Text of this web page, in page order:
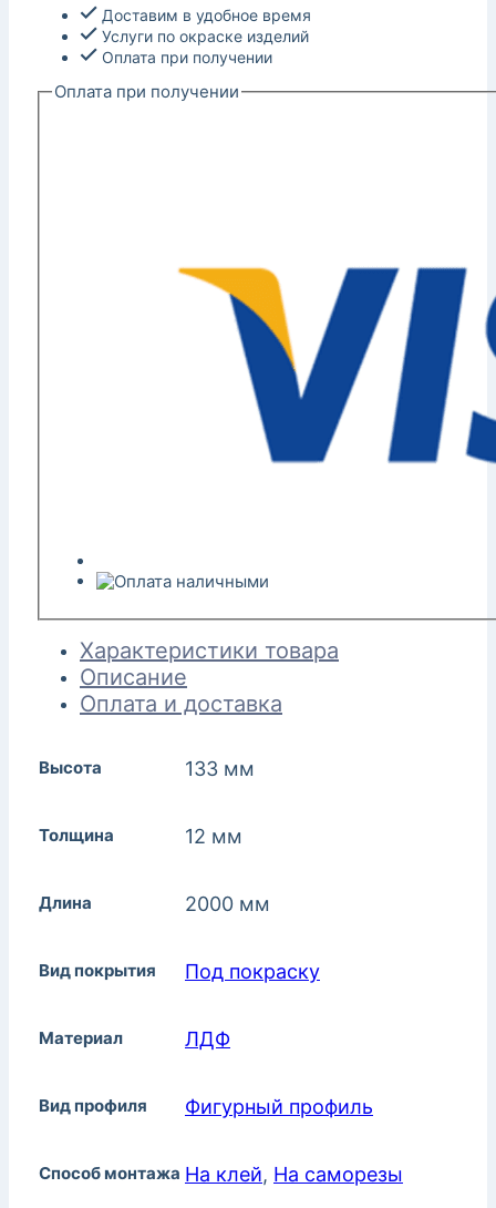
Доставим в удобное время
Услуги по окраске изделий
Оплата при получении
Оплата при получении
Характеристики товара
Описание
Оплата и доставка
Высота 133 мм
Толщина 12 мм
Длина 2000 мм
Вид покрытия Под покраску
Материал ЛДФ
Вид профиля Фигурный профиль
Способ монтажа На клей, На саморезы